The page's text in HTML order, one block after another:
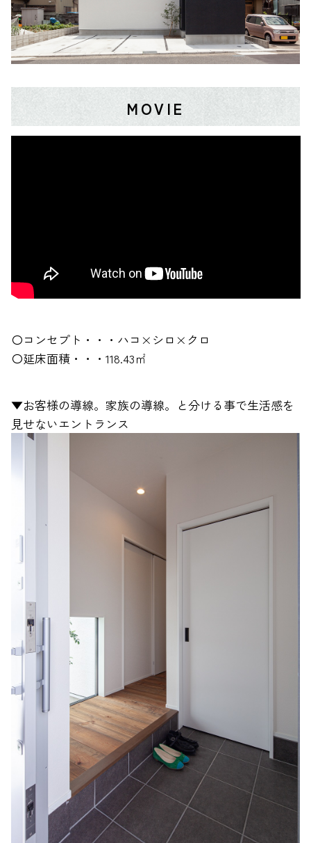
MOVIE
〇コンセプト・・・ハコ×シロ×クロ
〇延床面積・・・118.43㎡
▼お客様の導線。家族の導線。と分ける事で生活感を
見せないエントランス